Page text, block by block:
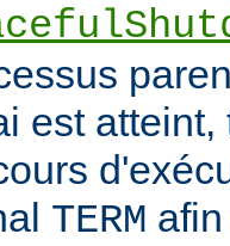
est
TERM